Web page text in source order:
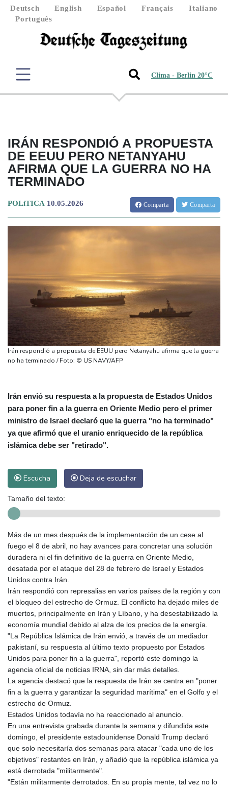
Deutsch English Español Français
Italiano
Português
Clima - Berlin 20°C
IRÁN RESPONDIÓ A PROPUESTA
DE EEUU PERO NETANYAHU
AFIRMA QUE LA GUERRA NO HA
TERMINADO
POLíTICA 10.05.2026 Comparta Comparta
Irán respondió a propuesta de EEUU pero Netanyahu afirma que la guerra
no ha terminado / Foto: © US NAVY/AFP
Irán envió su respuesta a la propuesta de Estados Unidos
para poner fin a la guerra en Oriente Medio pero el primer
ministro de Israel declaró que la guerra "no ha terminado"
ya que afirmó que el uranio enriquecido de la república
islámica debe ser "retirado".
Escucha Deja de escuchar
Tamaño del texto:
Más de un mes después de la implementación de un cese al
fuego el 8 de abril, no hay avances para concretar una solución
duradera ni el fin definitivo de la guerra en Oriente Medio,
desatada por el ataque del 28 de febrero de Israel y Estados
Unidos contra Irán.
Irán respondió con represalias en varios países de la región y con
el bloqueo del estrecho de Ormuz. El conflicto ha dejado miles de
muertos, principalmente en Irán y Líbano, y ha desestabilizado la
economía mundial debido al alza de los precios de la energía.
"La República Islámica de Irán envió, a través de un mediador
pakistaní, su respuesta al último texto propuesto por Estados
Unidos para poner fin a la guerra", reportó este domingo la
agencia oficial de noticias IRNA, sin dar más detalles.
La agencia destacó que la respuesta de Irán se centra en "poner
fin a la guerra y garantizar la seguridad marítima" en el Golfo y el
estrecho de Ormuz.
Estados Unidos todavía no ha reaccionado al anuncio.
En una entrevista grabada durante la semana y difundida este
domingo, el presidente estadounidense Donald Trump declaró
que solo necesitaría dos semanas para atacar "cada uno de los
objetivos" restantes en Irán, y añadió que la república islámica ya
está derrotada "militarmente".
"Están militarmente derrotados. En su propia mente, tal vez no lo